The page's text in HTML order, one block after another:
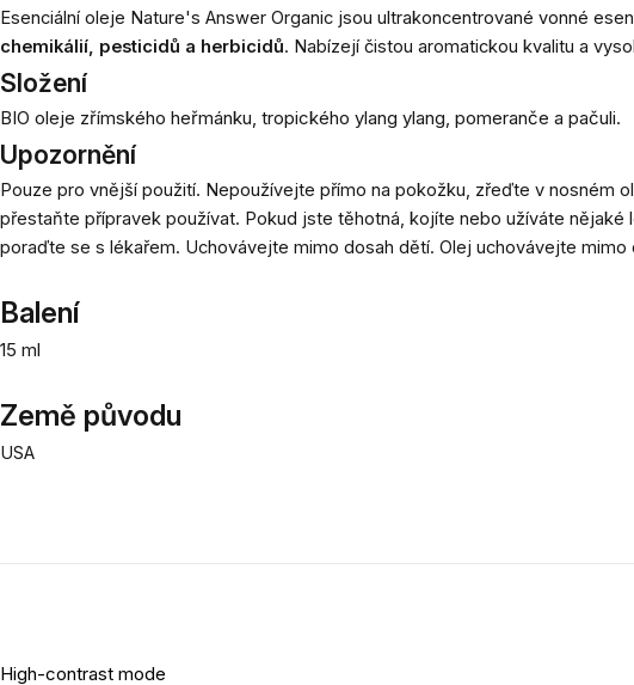
Esenciální oleje Nature's Answer Organic jsou ultrakoncentrované vonné
chemikálií, pesticidů a herbicidů. Nabízejí čistou aromatickou kvalitu a
Složení
BIO oleje zřímského heřmánku, tropického ylang ylang, pomeranče a pačuli.
Upozornění
Pouze pro vnější použití. Nepoužívejte přímo na pokožku, zřeďte v nosném
přestaňte přípravek používat. Pokud jste těhotná, kojíte nebo užíváte
poraďte se s lékařem. Uchovávejte mimo dosah dětí. Olej uchovávejte mimo
Balení
15 ml
Země původu
USA
High-contrast mode